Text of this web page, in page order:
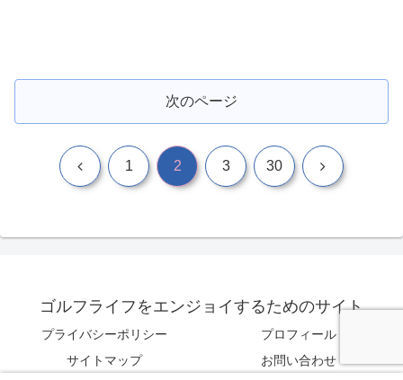
次のページ
前 1 2 3 30 次
ゴルフライフをエンジョイするためのサイト
プライバシーポリシー
プロフィール
サイトマップ
お問い合わせ